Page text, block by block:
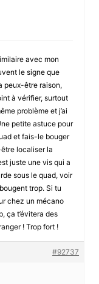
avec mon
le signe que
peux-être raison,
à vérifier, surtout
problème et j’ai
petite astuce pour
et fais-le bouger
localiser la
juste une vis qui a
sous le quad, voir
trop. Si tu
chez un mécano
ça t’évitera des
! Trop fort !
#92737